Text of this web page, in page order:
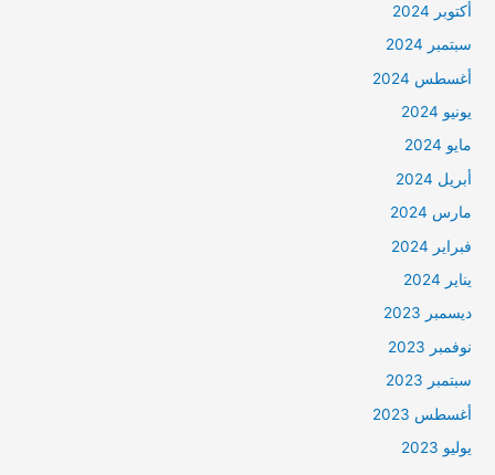
أكتوبر 2024
سبتمبر 2024
أغسطس 2024
يونيو 2024
مايو 2024
أبريل 2024
مارس 2024
فبراير 2024
يناير 2024
ديسمبر 2023
نوفمبر 2023
سبتمبر 2023
أغسطس 2023
يوليو 2023